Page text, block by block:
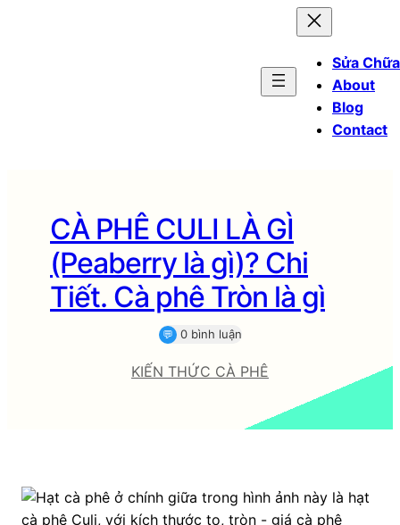
Sửa Chữa
About
Blog
Contact
CÀ PHÊ CULI LÀ GÌ
(Peaberry là gì)? Chi
Tiết. Cà phê Tròn là gì
💬 0 bình luận
KIẾN THỨC CÀ PHÊ